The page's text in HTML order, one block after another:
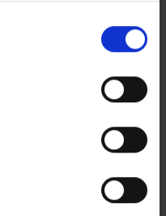
in qualsiasi
cookie o facendo clic
tua posizione
di qualche
scansionandolo